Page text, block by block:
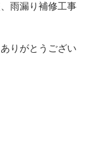
雨漏り補修工事
りがとうござい